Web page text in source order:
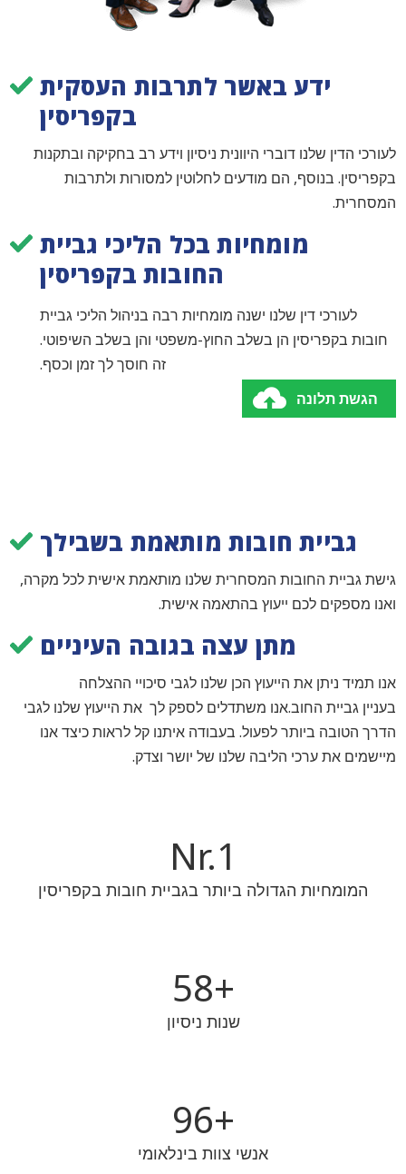
ידע באשר לתרבות העסקית
בקפריסין
לעורכי הדין שלנו דוברי היוונית ניסיון וידע רב בחקיקה ובתקנות
בקפריסין. בנוסף, הם מודעים לחלוטין למסורות ולתרבות
המסחרית.
מומחיות בכל הליכי גביית
החובות בקפריסין
לעורכי דין שלנו ישנה מומחיות רבה בניהול הליכי גביית
חובות בקפריסין הן בשלב החוץ-משפטי והן בשלב השיפוטי.
זה חוסך לך זמן וכסף.
הגשת תלונה
גביית חובות מותאמת בשבילך
גישת גביית החובות המסחרית שלנו מותאמת אישית לכל מקרה,
ואנו מספקים לכם ייעוץ בהתאמה אישית.
מתן עצה בגובה העיניים
אנו תמיד ניתן את הייעוץ הכן שלנו לגבי סיכויי ההצלחה
בעניין גביית החוב.אנו משתדלים לספק לך את הייעוץ שלנו לגבי
הדרך הטובה ביותר לפעול. בעבודה איתנו קל לראות כיצד אנו
מיישמים את ערכי הליבה שלנו של יושר וצדק.
Nr.1
המומחיות הגדולה ביותר בגביית חובות בקפריסין
+
59
שנות ניסיון
+
98
אנשי צוות בינלאומי